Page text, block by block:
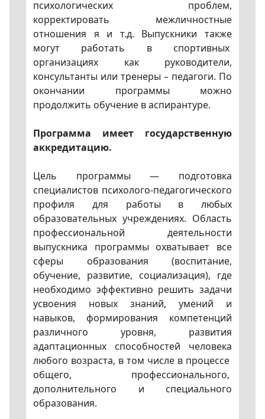
психологических проблем,
корректировать межличностные
отношения я и т.д. Выпускники также
могут работать в спортивных
организациях как руководители,
консультанты или тренеры – педагоги. По
окончании программы можно
продолжить обучение в аспирантуре.
Программа имеет государственную
аккредитацию.
Цель программы — подготовка
специалистов психолого-педагогического
профиля для работы в любых
образовательных учреждениях. Область
профессиональной деятельности
выпускника программы охватывает все
сферы образования (воспитание,
обучение, развитие, социализация), где
необходимо эффективно решить задачи
усвоения новых знаний, умений и
навыков, формирования компетенций
различного уровня, развития
адаптационных способностей человека
любого возраста, в том числе в процессе
общего, профессионального,
дополнительного и специального
образования.